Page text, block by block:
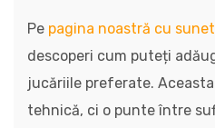
Pe pagina noastră cu
descoperi cum puteți
jucăriile preferate.
tehnică, ci o punte între